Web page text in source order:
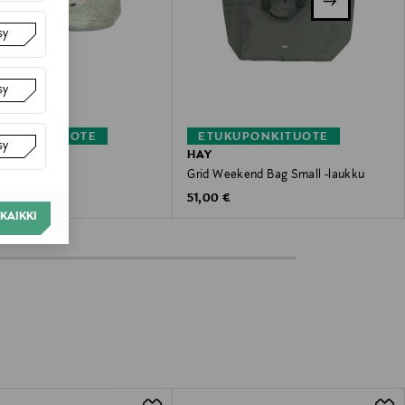
ETUKUPONKITUOTE
HAY
Grid Weekend Bag Small -laukku
Original Price
51,00 €